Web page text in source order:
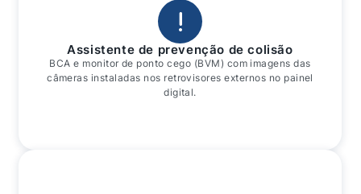
Assistente de prevenção de colisão
BCA e monitor de ponto cego (BVM) com imagens das
câmeras instaladas nos retrovisores externos no painel
digital.